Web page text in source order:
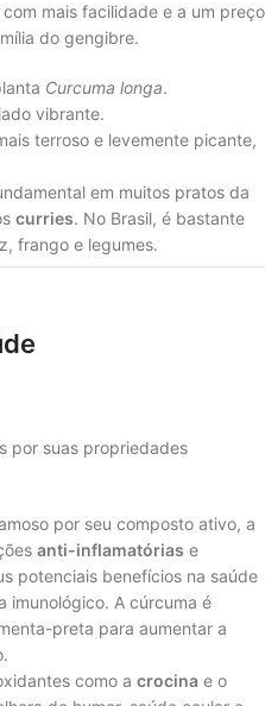
mais facilidade e a um preço
do gengibre.
Curcuma longa.
vibrante.
terroso e levemente picante,
em muitos pratos da
curries. No Brasil, é bastante
frango e legumes.
por suas propriedades
por seu composto ativo, a
anti-inflamatórias e
potenciais benefícios na saúde
imunológico. A cúrcuma é
preta para aumentar a
como a crocina e o